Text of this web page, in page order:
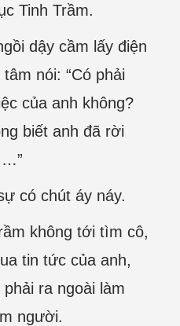
Tinh Trầm.
dậy cầm lấy điện
nói: “Có phải
của anh không?
biết anh đã rời
có chút áy náy.
không tới tìm cô,
tin tức của anh,
ra ngoài làm
người.